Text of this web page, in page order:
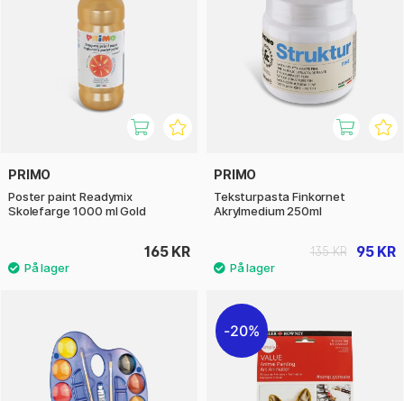
PRIMO
Poster paint Readymix
Skolefarge 1000 ml Gold
165 KR
PRIMO
Teksturpasta Finkornet
Akrylmedium 250ml
95 KR
135 KR
20%